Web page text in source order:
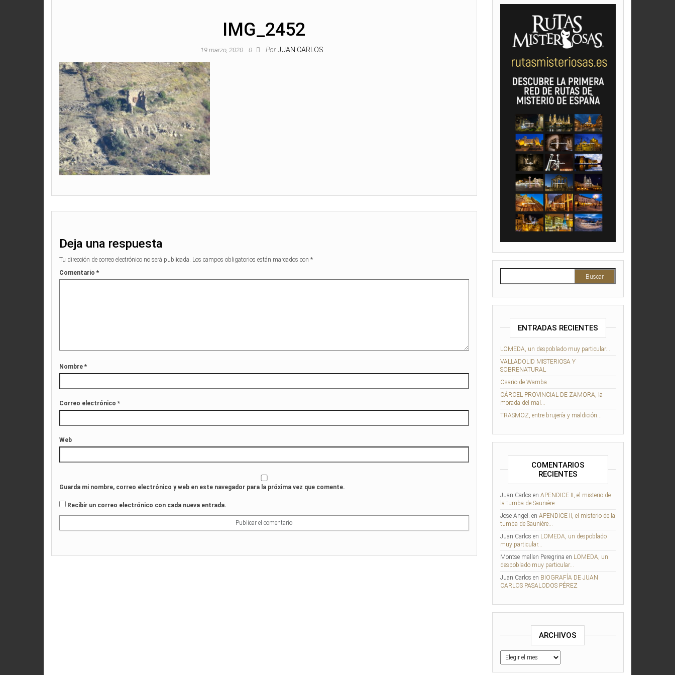
IMG_2452
19 marzo, 2020 0 Por JUAN CARLOS
Deja una respuesta
Tu dirección de correo electrónico no será publicada. Los campos obligatorios están marcados con *
Comentario *
Nombre *
Correo electrónico *
Web
Guarda mi nombre, correo electrónico y web en este navegador para la próxima vez que comente.
Recibir un correo electrónico con cada nueva entrada.
ENTRADAS RECIENTES
LOMEDA, un despoblado muy particular…
VALLADOLID MISTERIOSA Y
SOBRENATURAL
Osario de Wamba
CÁRCEL PROVINCIAL DE ZAMORA, la
morada del mal…
TRASMOZ, entre brujería y maldición…
COMENTARIOS
RECIENTES
Juan Carlos en APENDICE II, el misterio de
la tumba de Saunière…
Jose Angel. en APENDICE II, el misterio de la
tumba de Saunière…
Juan Carlos en LOMEDA, un despoblado
muy particular…
Montse mallen Peregrina en LOMEDA, un
despoblado muy particular…
Juan Carlos en BIOGRAFÍA DE JUAN
CARLOS PASALODOS PÉREZ
ARCHIVOS
Archivos